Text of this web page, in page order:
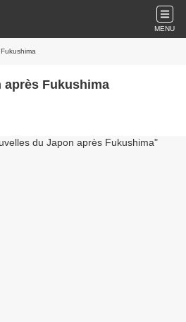
MENU
après Fukushima